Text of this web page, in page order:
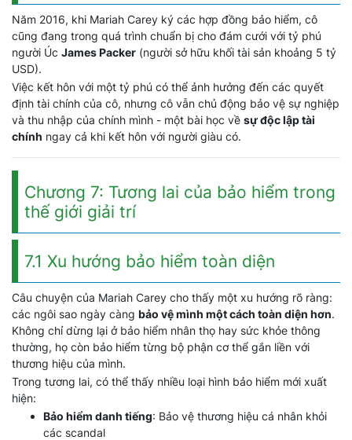
Năm 2016, khi Mariah Carey ký các hợp đồng bảo hiểm, cô
cũng đang trong quá trình chuẩn bị cho đám cưới với tỷ phú
người Úc James Packer (người sở hữu khối tài sản khoảng 5 tỷ
USD).
Việc kết hôn với một tỷ phú có thể ảnh hưởng đến các quyết
định tài chính của cô, nhưng cô vẫn chủ động bảo vệ sự nghiệp
và thu nhập của chính mình - một bài học về sự độc lập tài
chính ngay cả khi kết hôn với người giàu có.
Chương 7: Tương lai của bảo hiểm trong
thế giới giải trí
7.1 Xu hướng bảo hiểm toàn diện
Câu chuyện của Mariah Carey cho thấy một xu hướng rõ ràng:
các ngôi sao ngày càng bảo vệ mình một cách toàn diện hơn.
Không chỉ dừng lại ở bảo hiểm nhân thọ hay sức khỏe thông
thường, họ còn bảo hiểm từng bộ phận cơ thể gắn liền với
thương hiệu của mình.
Trong tương lai, có thể thấy nhiều loại hình bảo hiểm mới xuất
hiện:
Bảo hiểm danh tiếng: Bảo vệ thương hiệu cá nhân khỏi
các scandal